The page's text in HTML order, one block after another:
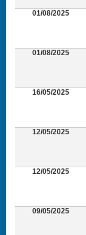
01/08/2025
01/08/2025
16/05/2025
12/05/2025
12/05/2025
09/05/2025